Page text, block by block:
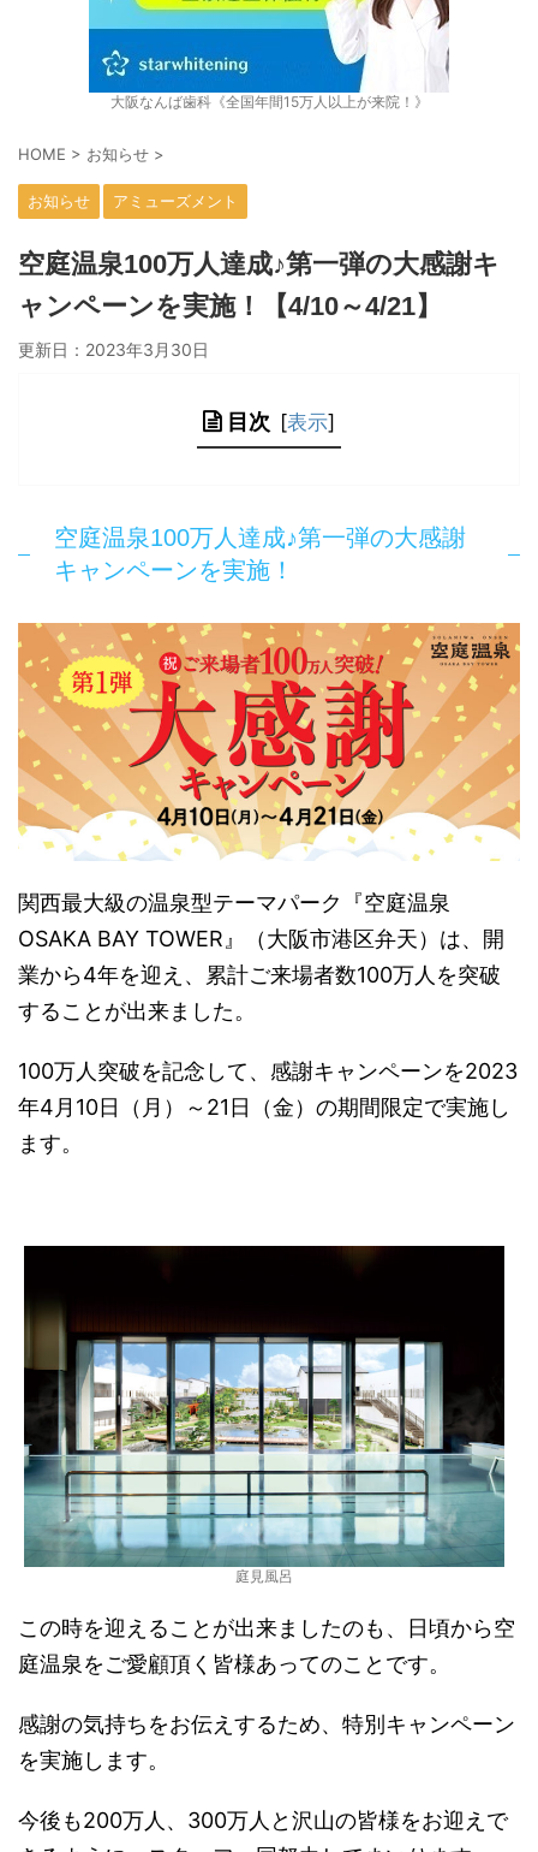
大阪なんば歯科《全国年間15万人以上が来院！》
HOME > お知らせ >
お知らせ アミューズメント
空庭温泉100万人達成♪第一弾の大感謝キ
ャンペーンを実施！【4/10～4/21】
更新日： 2023年3月30日
目次 [表示]
空庭温泉100万人達成♪第一弾の大感謝
キャンペーンを実施！
関西最大級の温泉型テーマパーク『空庭温泉
OSAKA BAY TOWER』（大阪市港区弁天）は、開
業から4年を迎え、累計ご来場者数100万人を突破
することが出来ました。
100万人突破を記念して、感謝キャンペーンを2023
年4月10日（月）～21日（金）の期間限定で実施し
ます。
庭見風呂
この時を迎えることが出来ましたのも、日頃から空
庭温泉をご愛顧頂く皆様あってのことです。
感謝の気持ちをお伝えするため、特別キャンペーン
を実施します。
今後も200万人、300万人と沢山の皆様をお迎えで